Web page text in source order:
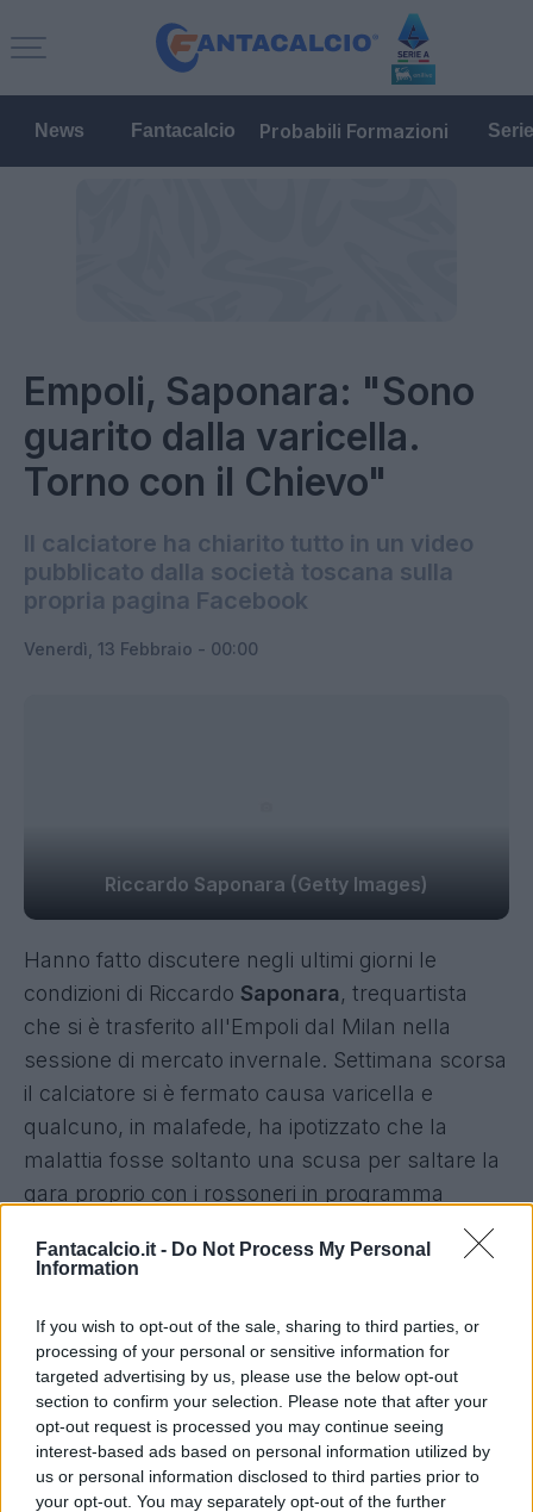
Fantacalcio.it - Do Not Process My Personal
Information
If you wish to opt-out of the sale, sharing to third parties, or
processing of your personal or sensitive information for
targeted advertising by us, please use the below opt-out
section to confirm your selection. Please note that after your
opt-out request is processed you may continue seeing
interest-based ads based on personal information utilized by
us or personal information disclosed to third parties prior to
your opt-out. You may separately opt-out of the further
News Fantacalcio Probabili Formazioni
Empoli, Saponara: "Sono
guarito dalla varicella.
Torno con il Chievo"
Il calciatore ha chiarito tutto in un video
pubblicato dalla società toscana sulla
propria pagina Facebook
Venerdì, 13 Febbraio - 00:00
Riccardo Saponara (Getty Images)
Hanno fatto discutere negli ultimi giorni le
condizioni di Riccardo Saponara, trequartista
che si è trasferito all'Empoli dal Milan nella
sessione di mercato invernale. Settimana scorsa
il calciatore si è fermato causa varicella e
qualcuno, in malafede, ha ipotizzato che la
malattia fosse soltanto una scusa per saltare la
gara proprio con i rossoneri in programma
domenica. Lo stesso calciatore ha voluto chiarire
tutto, pero', tramite un messaggio-video
club toscano: "Sono quasi guarito, sono un po'
debilitato ma rispetto a qualche giorno fa sto
molto meglio. Cercherò di rimettermi in sesto per
martedì per mettermi poi a disposizione del
mister per lo scontro diretto con il Chievo di
domenica prossima. Dispiace saltare la gara con